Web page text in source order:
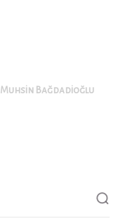
Muhsin Bağdadioğlu